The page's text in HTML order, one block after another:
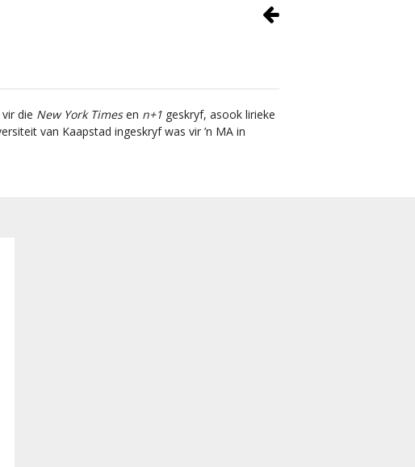
die New York Timesen n+1 geskryf, asook lirieke
van Kaapstad ingeskryf was vir ’n MA in